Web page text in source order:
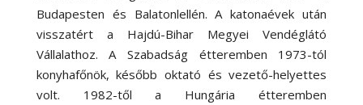
Budapesten és Balatonlellén. A katonaévek után
visszatért a Hajdú-Bihar Megyei Vendéglátó
Vállalathoz. A Szabadság étteremben 1973-tól
konyhafőnök, később oktató és vezető-helyettes
volt. 1982-től a Hungária étteremben